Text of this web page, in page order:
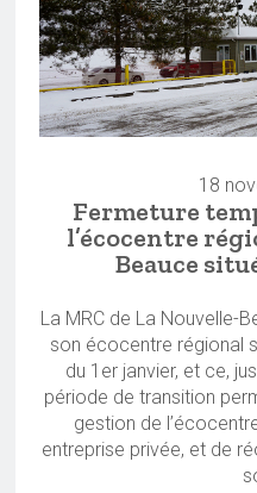
18
Fermeture
l’écocentre
Beauce
La MRC de La Nouvelle-
son écocentre régional
du 1er janvier, et ce,
période de transition
gestion de
entreprise privée, et de